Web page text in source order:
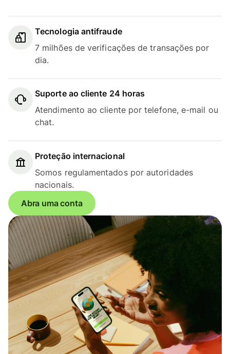
Tecnologia antifraude
7 milhões de verificações de transações por
dia.
Suporte ao cliente 24 horas
Atendimento ao cliente por telefone, e-mail ou
chat.
Proteção internacional
Somos regulamentados por autoridades
nacionais.
Abra uma conta